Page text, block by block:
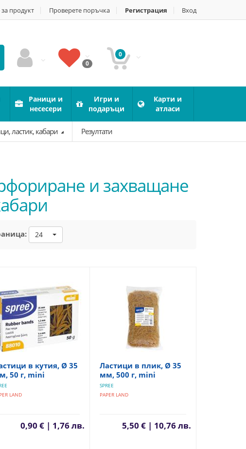
продукт Проверете поръчка Регистрация Вход
0
0
Раници и
несесери
Игри и
подаръци
Карти и
атласи
ластик, кабари Резултати
и захващане
24
в кутия, Ø 35
50 г, mini
LAND
0,90 € | 1,76 лв.
Ластици в плик, Ø 35
мм, 500 г, mini
SPREE
PAPER LAND
5,50 € | 10,76 лв.